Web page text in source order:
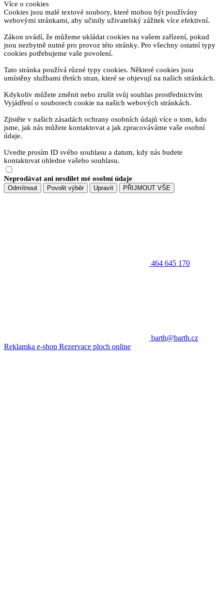
Více o cookies
Cookies jsou malé textové soubory, které mohou být používány
webovými stránkami, aby učinily uživatelský zážitek více efektivní.
Zákon uvádí, že můžeme ukládat cookies na vašem zařízení, pokud
jsou nezbytně nutné pro provoz této stránky. Pro všechny ostatní typy
cookies potřebujeme vaše povolení.
Tato stránka používá různé typy cookies. Některé cookies jsou
umístěny službami třetích stran, které se objevují na našich stránkách.
Kdykoliv můžete změnit nebo zrušit svůj souhlas prostřednictvím
Vyjádření o souborech cookie na našich webových stránkách.
Zjistěte v našich zásadách ochrany osobních údajů více o tom, kdo
jsme, jak nás můžete kontaktovat a jak zpracováváme vaše osobní
údaje.
Uvedte prosím ID svého souhlasu a datum, kdy nás budete
kontaktovat ohledne vašeho souhlasu.
Neprodávat ani nesdílet mé osobní údaje
Odmítnout Povolit výběr Upravit PŘIJMOUT VŠE
464 645 170
barth@barth.cz
Reklamka e-shop Rezervace ploch online